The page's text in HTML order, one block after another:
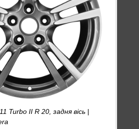
Turbo II R 20, задня вісь |